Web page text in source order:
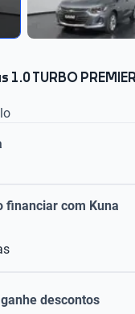
TURBO
financiar com Kuna
descontos